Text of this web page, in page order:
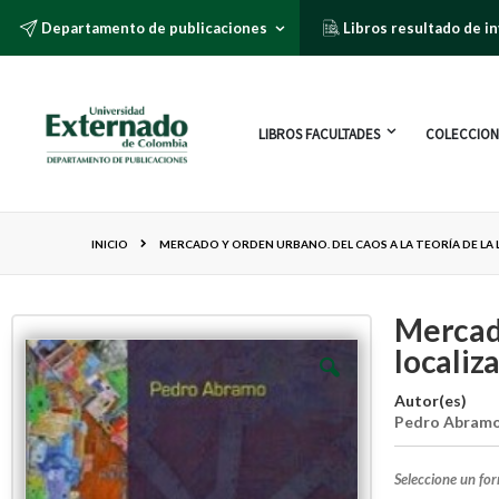
Departamento de publicaciones Libros resultado de
LIBROS FACULTADES
INICIO MERCADO Y ORDEN URBANO. DEL CAOS A LA TEORÍA DE
Autor(es)
Pedro
Seleccione un